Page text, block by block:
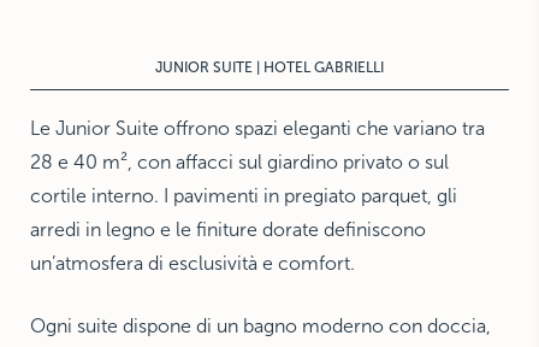
Villa La FavoritaJUNIOR SUITE | HOTEL GABRIELLI
Le Junior Suite offrono spazi eleganti che variano tra
28 e 40 m², con affacci sul giardino privato o sul
cortile interno. I pavimenti in pregiato parquet, gli
arredi in legno e le finiture dorate definiscono
un’atmosfera di esclusività e comfort.
Ogni suite dispone di un bagno moderno con doccia,